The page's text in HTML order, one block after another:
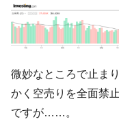
だ。
『Money1』
『韓国
す」⇒「金を経由す
『Money1』
韓国･
ル」まで拡大 ⇒ 海外
『Money1』
い「50.5％」に上昇
微妙なところで止ま
かく空売りを全面禁
ですが……。